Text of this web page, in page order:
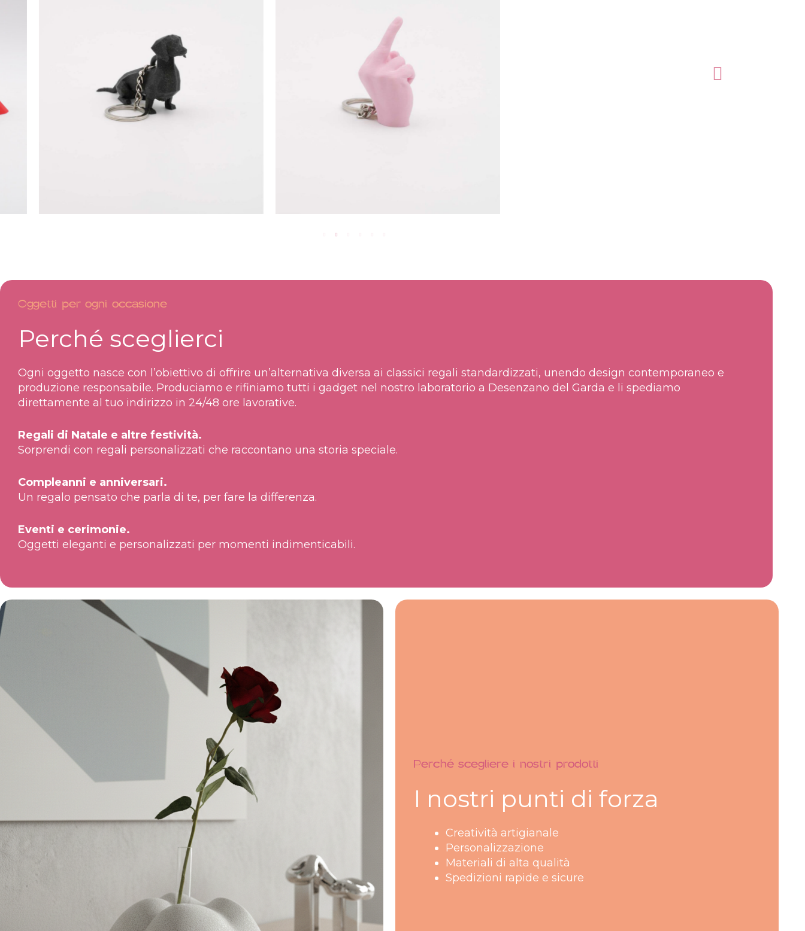
Oggetti per ogni occasione
Perché sceglierci
Ogni oggetto nasce con l’obiettivo di offrire un’alternativa diversa ai classici regali standardizzati, unendo design contemporaneo e
produzione responsabile. Produciamo e rifiniamo tutti i gadget nel nostro laboratorio a Desenzano del Garda e li spediamo
direttamente al tuo indirizzo in 24/48 ore lavorative.
Regali di Natale e altre festività.
Sorprendi con regali personalizzati che raccontano una storia speciale.
Compleanni e anniversari.
Un regalo pensato che parla di te, per fare la differenza.
Eventi e cerimonie.
Oggetti eleganti e personalizzati per momenti indimenticabili.
Perché scegliere i nostri prodotti​
I nostri punti di forza
Creatività artigianale
Personalizzazione
Materiali di alta qualità
Spedizioni rapide e sicure